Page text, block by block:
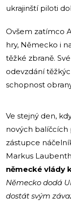
ukrajinští piloti
Ovšem zatímco
hry, Německo i
těžké zbraně.
odevzdání
schopnost
Ve stejný den,
nových balíčcích
zástupce
Markus
německé vlády
Německo dodá
dostát svým